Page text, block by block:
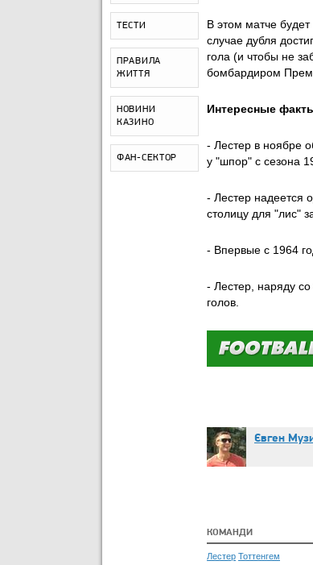
ТЕСТИ
ПРАВИЛА
ЖИТТЯ
НОВИНИ
КАЗИНО
ФАН-СЕКТОР
В этом матче
случае дубля
гола (и чтобы не
бомбардиром
Интересные
- Лестер в ноябре
у "шпор" с сезона
- Лестер надеется
столицу для "лис"
- Впервые с 1964
- Лестер, наряду
голов.
Євген
КОМАНДИ
Лестер Тоттенгем